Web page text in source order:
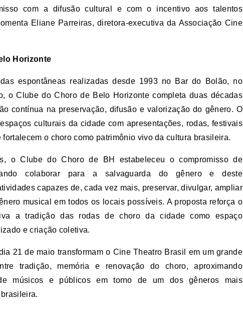
com a difusão cultural e com o incentivo aos talentos
Eliane Parreiras, diretora-executiva da Associação Cine
Horizonte
espontâneas realizadas desde 1993 no Bar do Bolão, no
o Clube do Choro de Belo Horizonte completa duas décadas
contínua na preservação, difusão e valorização do gênero. O
culturais da cidade com apresentações, rodas, festivais
fortalecem o choro como patrimônio vivo da cultura brasileira.
o Clube do Choro de BH estabeleceu o compromisso de
colaborar para a salvaguarda do gênero e deste
capazes de, cada vez mais, preservar, divulgar, ampliar
musical em todos os locais possíveis. A proposta reforça o
a tradição das rodas de choro da cidade como espaço
e criação coletiva.
21 de maio transformam o Cine Theatro Brasil em um grande
tradição, memória e renovação do choro, aproximando
músicos e públicos em torno de um dos gêneros mais